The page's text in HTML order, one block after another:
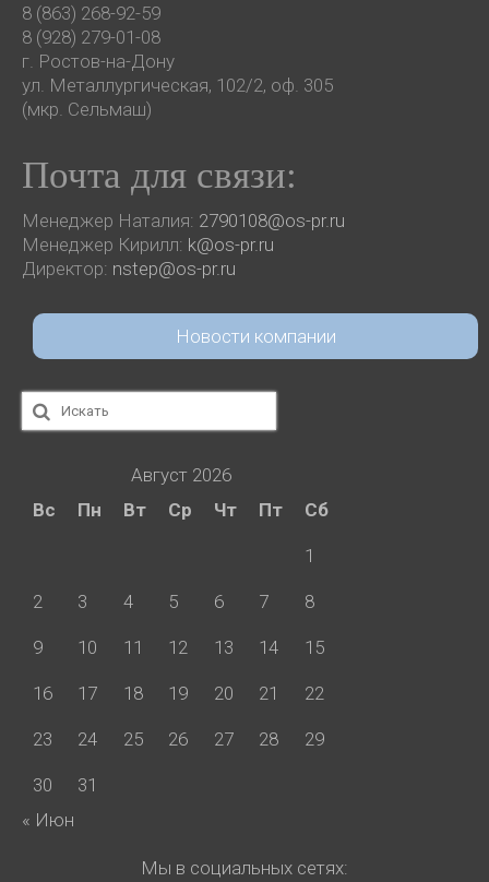
8 (863) 268-92-59
8 (928) 279-01-08
г. Ростов-на-Дону
ул. Металлургическая, 102/2, оф. 305
(мкр. Сельмаш)
Почта для связи:
Менеджер Наталия: 2790108@os-pr.ru
Менеджер Кирилл: k@os-pr.ru
Директор: nstep@os-pr.ru
Новости компании
Искать:
Август 2026
Вс
Пн Вт Ср Чт Пт Сб
1
2 3 4 5 6 7 8
9 10 11 12 13 14 15
16 17 18 19 20 21 22
23 24 25 26 27 28 29
30
31
« Июн
Мы в социальных сетях: